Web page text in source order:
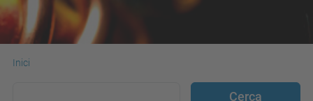
Inici